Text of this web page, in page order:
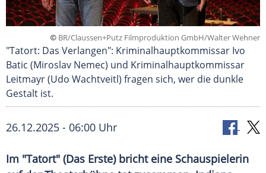
© BR/Claussen+Putz Filmproduktion GmbH/Walter Wehner
"Tatort: Das Verlangen": Kriminalhauptkommissar Ivo
Batic (Miroslav Nemec) und Kriminalhauptkommissar
Leitmayr (Udo Wachtveitl) fragen sich, wer die dunkle
Gestalt ist.
26.12.2025 - 06:00 Uhr
Im "Tatort" (Das Erste) bricht eine Schauspielerin